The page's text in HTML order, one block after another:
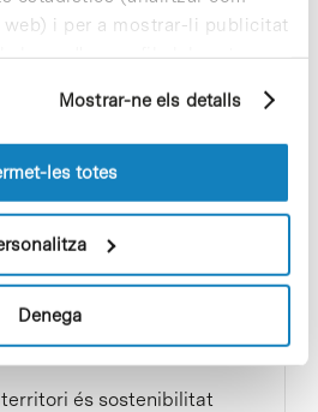
i per a mostrar-li publicitat
base d'un perfil elaborat a
a obtenir més informació sobre
laPolítica de cookiesdel
Mostrar-ne els detalls
les totes
Denega
climàtica
2026
és sostenibilitat